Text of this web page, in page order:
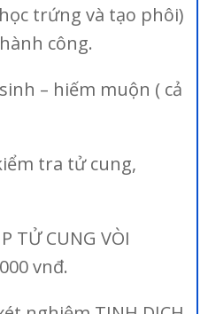
trứng và tạo phôi)
công.
– hiếm muộn ( cả
tra tử cung,
TỬ CUNG VÒI
vnđ.